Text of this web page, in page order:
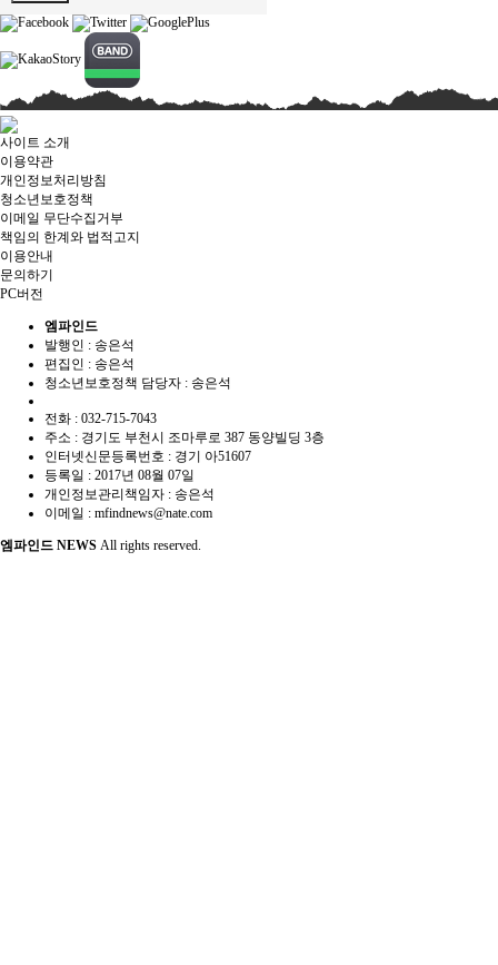
사이트 소개
이용약관
개인정보처리방침
청소년보호정책
이메일 무단수집거부
책임의 한계와 법적고지
이용안내
문의하기
PC버전
엠파인드
발행인 : 송은석
편집인 : 송은석
청소년보호정책 담당자 : 송은석
전화 : 032-715-7043
주소 : 경기도 부천시 조마루로 387 동양빌딩 3층
인터넷신문등록번호 : 경기 아51607
등록일 : 2017년 08월 07일
개인정보관리책임자 : 송은석
이메일 : mfindnews@nate.com
엠파인드 NEWS All rights reserved.